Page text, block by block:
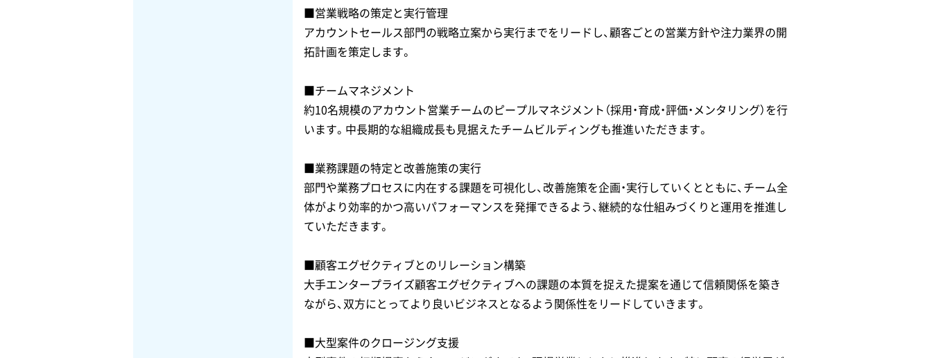
■営業戦略の策定と実行管理
アカウントセールス部門の戦略立案から実行までをリードし、顧客ごとの営業方針や注力業界の開
拓計画を策定します。
■チームマネジメント
約10名規模のアカウント営業チームのピープルマネジメント（採用・育成・評価・メンタリング）を行
います。中長期的な組織成長も見据えたチームビルディングも推進いただきます。
■業務課題の特定と改善施策の実行
部門や業務プロセスに内在する課題を可視化し、改善施策を企画・実行していくとともに、チーム全
体がより効率的かつ高いパフォーマンスを発揮できるよう、継続的な仕組みづくりと運用を推進し
ていただきます。
■顧客エグゼクティブとのリレーション構築
大手エンタープライズ顧客エグゼクティブへの課題の本質を捉えた提案を通じて信頼関係を築き
ながら、双方にとってより良いビジネスとなるよう関係性をリードしていきます。
■大型案件のクロージング支援